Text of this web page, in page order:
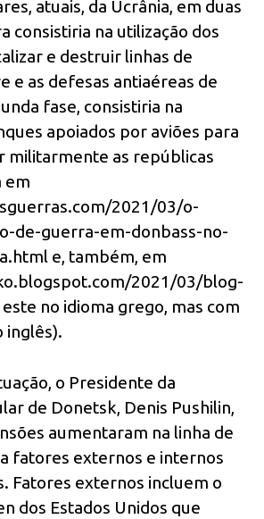
atuais, da Ucrânia, em duas
consistiria na utilização dos
e destruir linhas de
e as defesas antiaéreas de
fase, consistiria na
apoiados por aviões para
militarmente as repúblicas
em
2021/03/o-
de-guerra-em-donbass-no-
e, também, em
2021/03/blog-
no idioma grego, mas com
inglês).
o Presidente da
de Donetsk, Denis Pushilin,
aumentaram na linha de
fatores externos e internos
Fatores externos incluem o
dos Estados Unidos que